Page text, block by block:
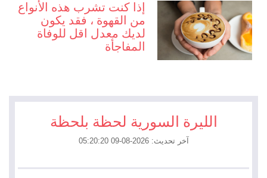
إذا كنت تشرب هذه الأنواع
من القهوة ، فقد يكون
لديك معدل اقل للوفاة
المفاجأة
الليرة السورية لحظة بلحظة
آخر تحديث: 2026-08-09 05:20:20